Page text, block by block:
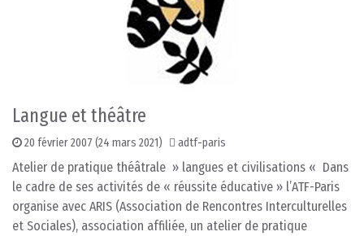
Langue et théâtre
20 février 2007 (24 mars 2021) adtf-paris
Atelier de pratique théâtrale » langues et civilisations « Dans
le cadre de ses activités de « réussite éducative » l’ATF-Paris
organise avec ARIS (Association de Rencontres Interculturelles
et Sociales), association affiliée, un atelier de pratique